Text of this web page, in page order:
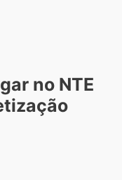
no NTE